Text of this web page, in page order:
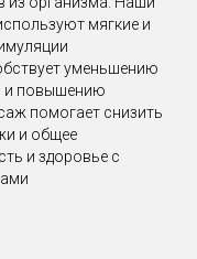
мягкие и
уменьшению
и повышению
помогает снизить
и общее
и здоровье с